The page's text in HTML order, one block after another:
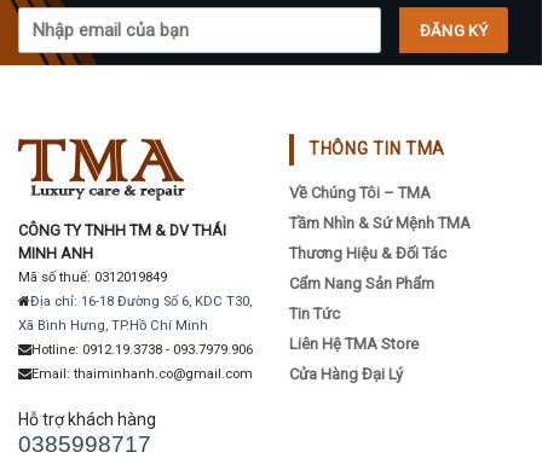
CÔNG TY TNHH TM & DV THÁI
MINH ANH
Mã số thuế: 0312019849
Địa chỉ: 16-18 Đường Số 6, KDC T30,
Xã Bình Hưng, TP.Hồ Chí Minh
Hotline: 0912.19.3738 - 093.7979.906
Email: thaiminhanh.co@gmail.com
Hỗ trợ khách hàng
0385998717
THÔNG TIN TMA
Về Chúng Tôi – TMA
Tầm Nhìn & Sứ Mệnh TMA
Thương Hiệu & Đối Tác
Cẩm Nang Sản Phẩm
Tin Tức
Liên Hệ TMA Store
Cửa Hàng Đại Lý